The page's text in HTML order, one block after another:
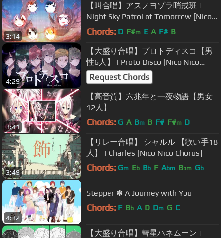
3:14
【叫合唱】アスノヨゾラ哨戒班 |
Night Sky Patrol of Tomorrow [Nico
Nico Chorus]
Chords: D F#m E A F# B
4:29
【大盛り合唱】プロトディスコ【男
性6人】 | Proto Disco [Nico Nico
Chorus]
Request Chords
3:41
【高音質】六兆年と一夜物語【男女
12人】
Chords: G A Bm B F# F#m D
3:49
【リレー合唱】 シャルル 【歌い手18
人】 | Charles [Nico Nico Chorus]
Chords: Gm Eb Bb F Abm Bbm Gb
4:32
Steppër ✽ A Journëy with You
Chords: F Bb A D Dm G C
【大盛り合唱】彗星ハネムーン |